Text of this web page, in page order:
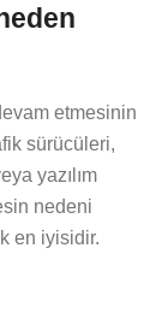
etmesinin
sürücüleri,
yazılım
nedeni
en iyisidir.